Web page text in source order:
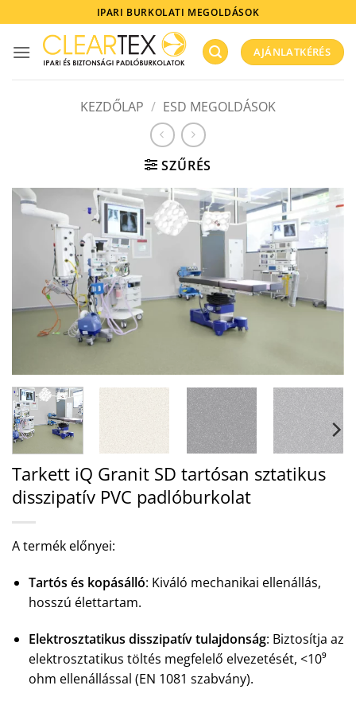
to
content
IPARI BURKOLATI MEGOLDÁSOK
AJÁNLATKÉRÉS
KEZDŐLAP / ESD MEGOLDÁSOK
SZŰRÉS
Tarkett iQ Granit SD tartósan sztatikus
disszipatív PVC padlóburkolat
A termék előnyei:
Tartós és kopásálló: Kiváló mechanikai ellenállás,
hosszú élettartam.
Elektrosztatikus disszipatív tulajdonság: Biztosítja az
elektrosztatikus töltés megfelelő elvezetését, <10⁹
ohm ellenállással (EN 1081 szabvány).